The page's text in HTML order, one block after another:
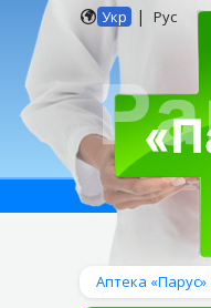
Укр | Рус
Аптека «Парус»